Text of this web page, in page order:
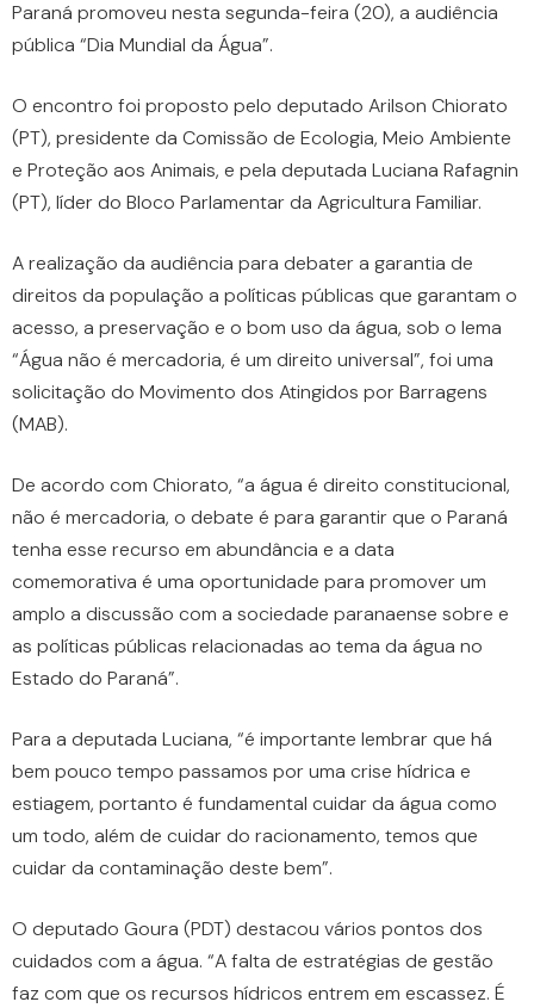
Paraná promoveu nesta segunda-feira (20), a audiência
pública “Dia Mundial da Água”.
O encontro foi proposto pelo deputado Arilson Chiorato
(PT), presidente da Comissão de Ecologia, Meio Ambiente
e Proteção aos Animais, e pela deputada Luciana Rafagnin
(PT), líder do Bloco Parlamentar da Agricultura Familiar.
A realização da audiência para debater a garantia de
direitos da população a políticas públicas que garantam o
acesso, a preservação e o bom uso da água, sob o lema
“Água não é mercadoria, é um direito universal”, foi uma
solicitação do Movimento dos Atingidos por Barragens
(MAB).
De acordo com Chiorato, “a água é direito constitucional,
não é mercadoria, o debate é para garantir que o Paraná
tenha esse recurso em abundância e a data
comemorativa é uma oportunidade para promover um
amplo a discussão com a sociedade paranaense sobre e
as políticas públicas relacionadas ao tema da água no
Estado do Paraná”.
Para a deputada Luciana, “é importante lembrar que há
bem pouco tempo passamos por uma crise hídrica e
estiagem, portanto é fundamental cuidar da água como
um todo, além de cuidar do racionamento, temos que
cuidar da contaminação deste bem”.
O deputado Goura (PDT) destacou vários pontos dos
cuidados com a água. “A falta de estratégias de gestão
faz com que os recursos hídricos entrem em escassez. É